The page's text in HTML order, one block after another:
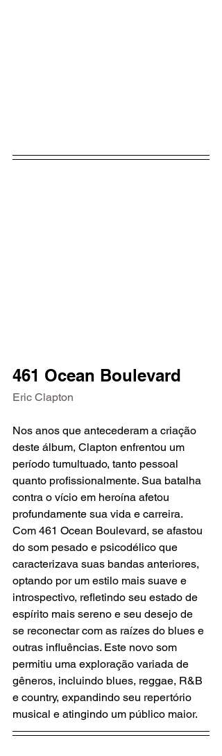
461 Ocean Boulevard
Eric Clapton
Nos anos que antecederam a criação
deste álbum, Clapton enfrentou um
período tumultuado, tanto pessoal
quanto profissionalmente. Sua batalha
contra o vício em heroína afetou
profundamente sua vida e carreira.
Com 461 Ocean Boulevard, se afastou
do som pesado e psicodélico que
caracterizava suas bandas anteriores,
optando por um estilo mais suave e
introspectivo, refletindo seu estado de
espírito mais sereno e seu desejo de
se reconectar com as raízes do blues e
outras influências. Este novo som
permitiu uma exploração variada de
gêneros, incluindo blues, reggae, R&B
e country, expandindo seu repertório
musical e atingindo um público maior.